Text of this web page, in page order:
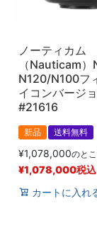
ノーティカム
（Nauticam）
N120/N100フ
イコンバージ
#21616
新品 送料無料
¥1,078,000のと
¥1,078,000税込
カートに入れ